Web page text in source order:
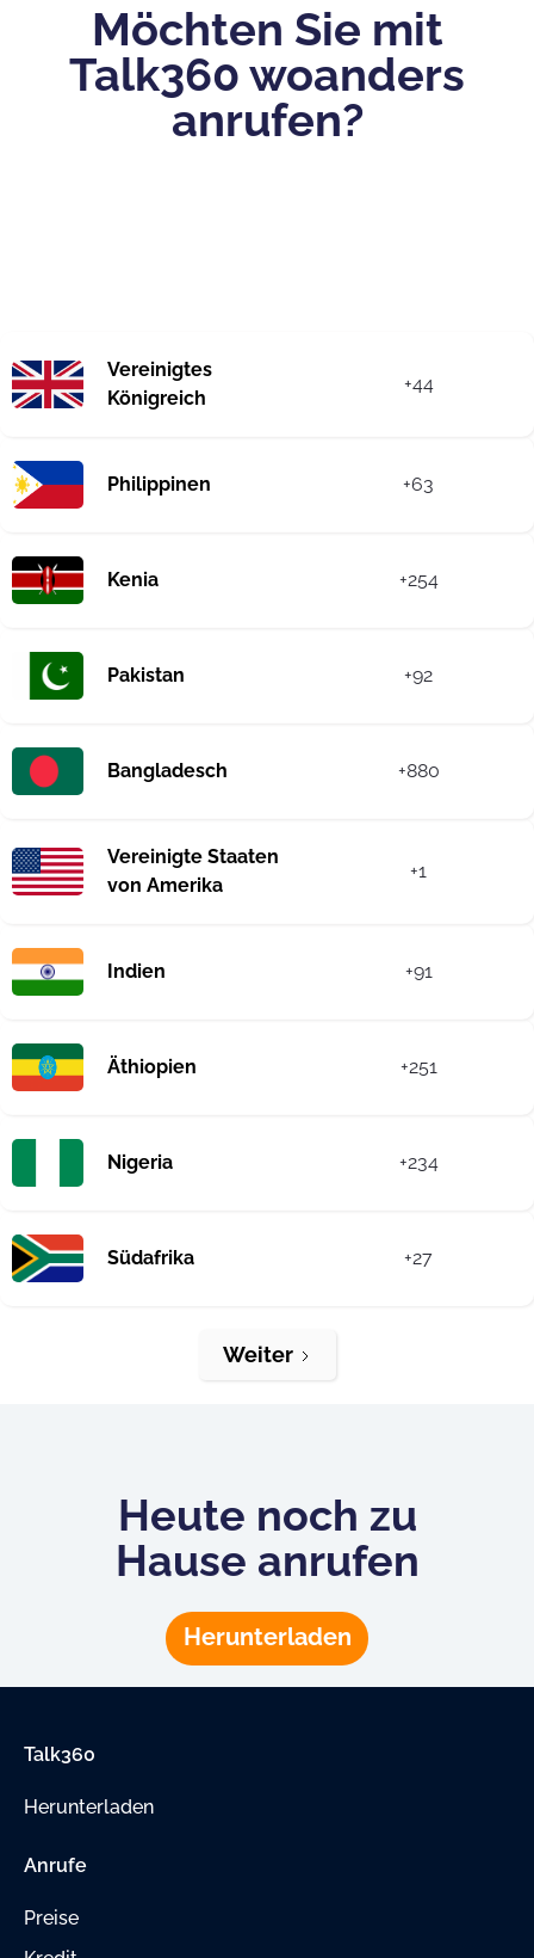
Möchten Sie mit
Talk360 woanders
anrufen?
Vereinigtes
Königreich
+44
Philippinen +63
Kenia +254
Pakistan +92
Bangladesch +880
Vereinigte Staaten
von Amerika
+1
Indien +91
Äthiopien +251
Nigeria +234
Südafrika +27
Weiter
Heute noch zu
Hause anrufen
Herunterladen
Talk360
Herunterladen
Anrufe
Preise